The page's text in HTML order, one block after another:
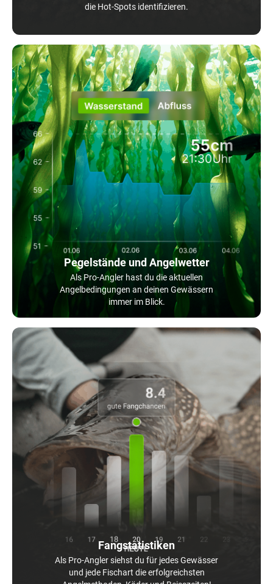
die Hot-Spots identifizieren.
Pegelstände und Angelwetter
Als Pro-Angler hast du die aktuellen
Angelbedingungen an deinen Gewässern
immer im Blick.
Fangstatistiken
Als Pro-Angler siehst du für jedes Gewässer
und jede Fischart die erfolgreichsten